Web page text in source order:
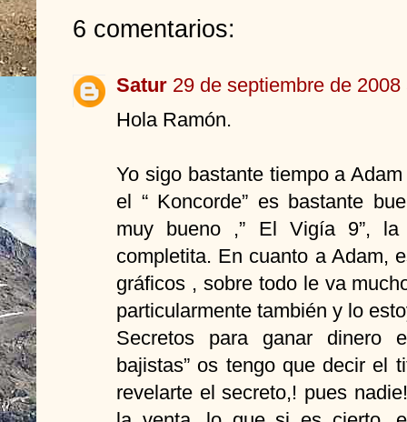
6 comentarios:
Satur 29 de septiembre de
Hola Ramón.
Yo sigo bastante tiempo a
el “ Koncorde” es bastante
muy bueno ,” El Vigía 9”, la
completita. En cuanto a Adam,
gráficos , sobre todo le va
particularmente también y lo
Secretos para ganar dinero
bajistas” os tengo que decir el
revelarte el secreto,! pues